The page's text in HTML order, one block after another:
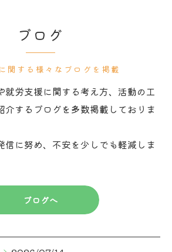
関する様々なブログを掲載
ブログ
就労支援に関する考え方、活動の工
介するブログを多数掲載しておりま
信に努め、不安を少しでも軽減しま
ブログへ